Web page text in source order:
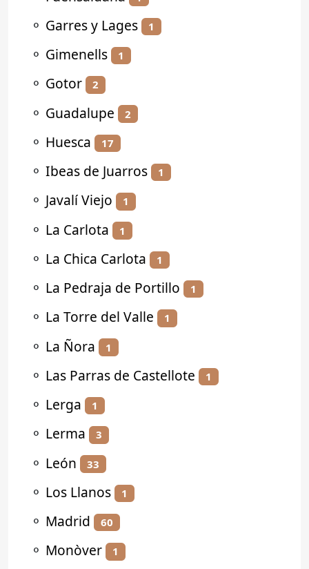
⚬ Garres y Lages 1
⚬ Gimenells 1
⚬ Gotor 2
⚬ Guadalupe 2
⚬ Huesca 17
⚬ Ibeas de Juarros 1
⚬ Javalí Viejo 1
⚬ La Carlota 1
⚬ La Chica Carlota 1
⚬ La Pedraja de Portillo 1
⚬ La Torre del Valle 1
⚬ La Ñora 1
⚬ Las Parras de Castellote 1
⚬ Lerga 1
⚬ Lerma 3
⚬ León 33
⚬ Los Llanos 1
⚬ Madrid 60
⚬ Monòver 1